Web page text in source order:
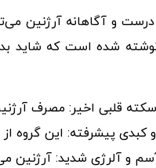
و آگاهانه آرژنین
نوشته شده است که شاید
سکته قلبی اخیر: مصرف
و کبدی پیشرفته: این گروه
آسم و آلرژی شدید: